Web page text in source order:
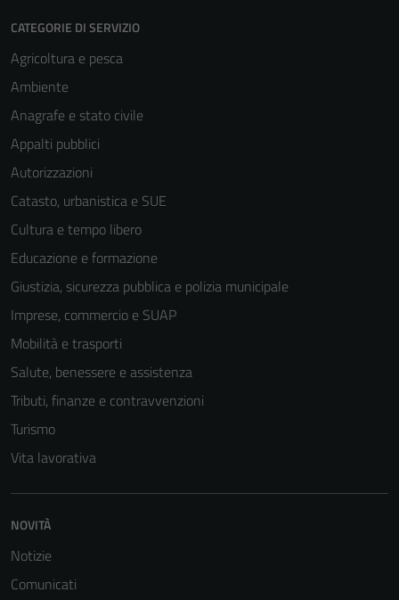
CATEGORIE DI SERVIZIO
Agricoltura e pesca
Ambiente
Anagrafe e stato civile
Appalti pubblici
Autorizzazioni
Catasto, urbanistica e SUE
Cultura e tempo libero
Educazione e formazione
Giustizia, sicurezza pubblica e polizia municipale
Imprese, commercio e SUAP
Mobilità e trasporti
Salute, benessere e assistenza
Tributi, finanze e contravvenzioni
Turismo
Vita lavorativa
NOVITÀ
Notizie
Comunicati